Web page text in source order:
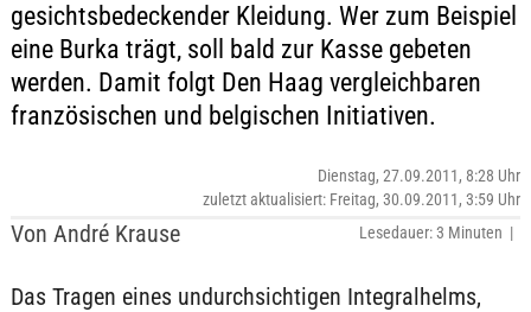
gesichtsbedeckender Kleidung. Wer zum Beispiel
eine Burka trägt, soll bald zur Kasse gebeten
werden. Damit folgt Den Haag vergleichbaren
französischen und belgischen Initiativen.
Von André Krause
Dienstag, 27.09.2011, 8:28 Uhr
zuletzt aktualisiert: Freitag, 30.09.2011, 3:59 Uhr
Lesedauer: 3 Minuten |
Das Tragen eines undurchsichtigen Integralhelms,